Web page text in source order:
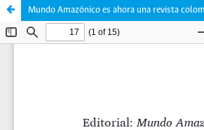
Mundo Amazónico es ahora una revista